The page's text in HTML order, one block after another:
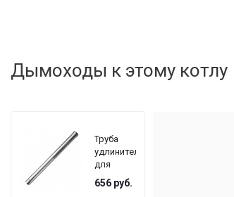
Дымоходы к этому котлу
Труба
удлинительная
для
раздельного
дымохода
656 руб.